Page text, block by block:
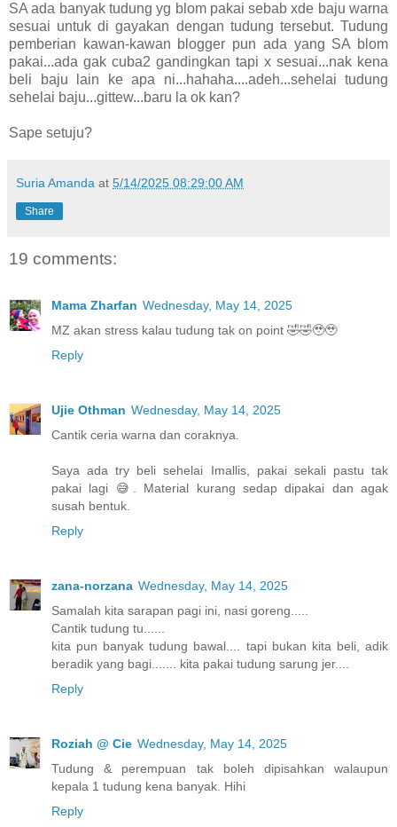
SA ada banyak tudung yg blom pakai sebab xde baju warna
sesuai untuk di gayakan dengan tudung tersebut. Tudung
pemberian kawan-kawan blogger pun ada yang SA blom
pakai...ada gak cuba2 gandingkan tapi x sesuai...nak kena
beli baju lain ke apa ni...hahaha....adeh...sehelai tudung
sehelai baju...gittew...baru la ok kan?
Sape setuju?
Suria Amanda at 5/14/2025 08:29:00 AM
Share
19 comments:
Mama Zharfan Wednesday, May 14, 2025
MZ akan stress kalau tudung tak on point 🤣🤣🥹🥹
Reply
Ujie Othman Wednesday, May 14, 2025
Cantik ceria warna dan coraknya.
Saya ada try beli sehelai Imallis, pakai sekali pastu tak
pakai lagi 😅. Material kurang sedap dipakai dan agak
susah bentuk.
Reply
zana-norzana Wednesday, May 14, 2025
Samalah kita sarapan pagi ini, nasi goreng.....
Cantik tudung tu......
kita pun banyak tudung bawal.... tapi bukan kita beli, adik
beradik yang bagi....... kita pakai tudung sarung jer....
Reply
Roziah @ Cie Wednesday, May 14, 2025
Tudung & perempuan tak boleh dipisahkan walaupun
kepala 1 tudung kena banyak. Hihi
Reply